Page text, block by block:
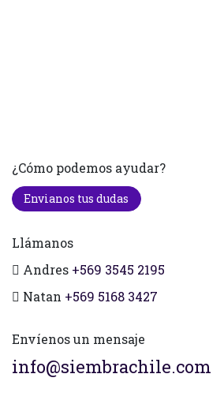
¿Cómo podemos ayudar?
Envianos tus dudas
Llámanos
Andres +569 3545 2195
Natan +569 5168 3427
Envíenos un mensaje
info@siembrachile.com